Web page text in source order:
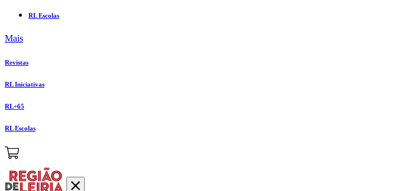
RL Escolas
Mais
Revistas
RL Iniciativas
RL+65
RL Escolas